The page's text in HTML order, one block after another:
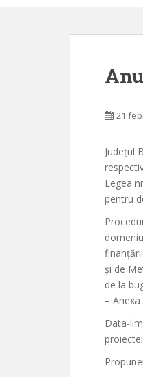
21
Județul
Legea
pentru
și de
de la
– Anexa
Data-